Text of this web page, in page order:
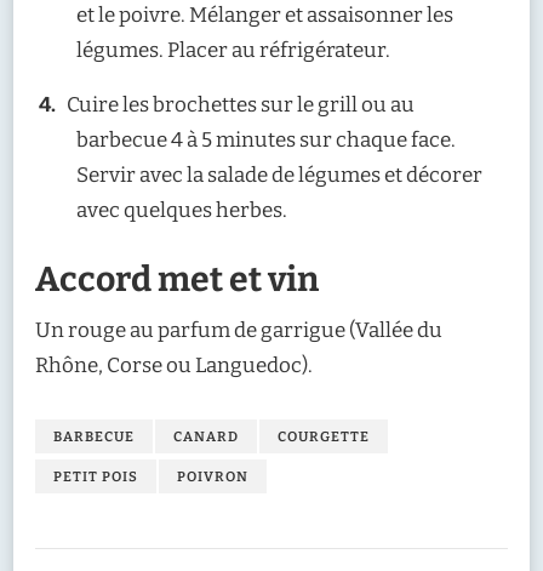
et le poivre. Mélanger et assaisonner les
légumes. Placer au réfrigérateur.
Cuire les brochettes sur le grill ou au
barbecue 4 à 5 minutes sur chaque face.
Servir avec la salade de légumes et décorer
avec quelques herbes.
Accord met et vin
Un rouge au parfum de garrigue (Vallée du
Rhône, Corse ou Languedoc).
BARBECUE CANARD COURGETTE
PETIT POIS POIVRON